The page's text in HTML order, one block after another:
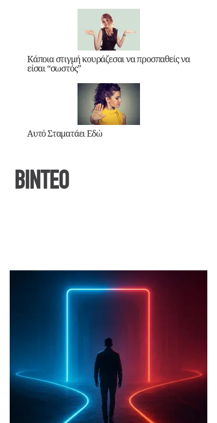
Κάποια στιγμή κουράζεσαι να προσπαθείς να
είσαι “σωστός”
Αυτό Σταματάει Εδώ
ΒΙΝΤΕΟ